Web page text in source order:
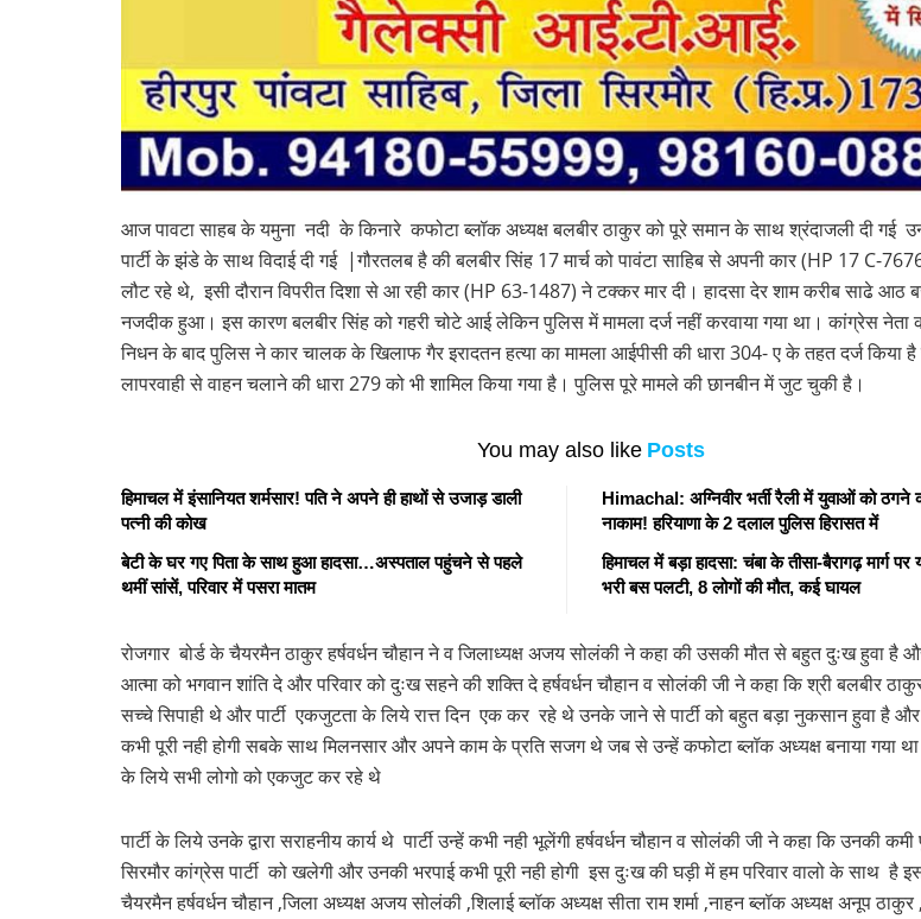
आज पावटा साहब के यमुना नदी के किनारे कफोटा ब्लॉक अध्यक्ष बलबीर ठाकुर को पूरे समान के साथ श्रंदाजली दी गई
पार्टी के झंडे के साथ विदाई दी गई |गौरतलब है की बलबीर सिंह 17 मार्च को पावंटा साहिब से अपनी कार (HP 17 C-
लौट रहे थे, इसी दौरान विपरीत दिशा से आ रही कार (HP 63-1487) ने टक्कर मार दी। हादसा देर शाम करीब साढे आठ
नजदीक हुआ। इस कारण बलबीर सिंह को गहरी चोटे आई लेकिन पुलिस में मामला दर्ज नहीं करवाया गया था। कांग्रेस नेता
निधन के बाद पुलिस ने कार चालक के खिलाफ गैर इरादतन हत्या का मामला आईपीसी की धारा 304- ए के तहत दर्ज किया है
लापरवाही से वाहन चलाने की धारा 279 को भी शामिल किया गया है। पुलिस पूरे मामले की छानबीन में जुट चुकी है।
You may also like Posts
हिमाचल में इंसानियत शर्मसार! पति ने अपने ही हाथों से उजाड़ डाली
पत्नी की कोख
बेटी के घर गए पिता के साथ हुआ हादसा…अस्पताल पहुंचने से पहले
थमीं सांसें, परिवार में पसरा मातम
Himachal: अग्निवीर भर्ती रैली में युवाओं को ठगने
नाकाम! हरियाणा के 2 दलाल पुलिस हिरासत में
हिमाचल में बड़ा हादसा: चंबा के तीसा-बैरागढ़ मार्ग पर
भरी बस पलटी, 8 लोगों की मौत, कई घायल
रोजगार बोर्ड के चैयरमैन ठाकुर हर्षवर्धन चौहान ने व जिलाध्यक्ष अजय सोलंकी ने कहा की उसकी मौत से बहुत दुःख हुवा है
आत्मा को भगवान शांति दे और परिवार को दुःख सहने की शक्ति दे हर्षवर्धन चौहान व सोलंकी जी ने कहा कि श्री बलबीर
सच्चे सिपाही थे और पार्टी एकजुटता के लिये रात्त दिन एक कर रहे थे उनके जाने से पार्टी को बहुत बड़ा नुकसान हुवा है
कभी पूरी नही होगी सबके साथ मिलनसार और अपने काम के प्रति सजग थे जब से उन्हें कफोटा ब्लॉक अध्यक्ष बनाया गया था
के लिये सभी लोगो को एकजुट कर रहे थे
पार्टी के लिये उनके द्वारा सराहनीय कार्य थे पार्टी उन्हें कभी नही भूलेंगी हर्षवर्धन चौहान व सोलंकी जी ने कहा कि उनकी
सिरमौर कांग्रेस पार्टी को खलेगी और उनकी भरपाई कभी पूरी नही होगी इस दुःख की घड़ी में हम परिवार वालो के साथ है
चैयरमैन हर्षवर्धन चौहान ,जिला अध्यक्ष अजय सोलंकी ,शिलाई ब्लॉक अध्यक्ष सीता राम शर्मा ,नाहन ब्लॉक अध्यक्ष अनूप ठाकुर